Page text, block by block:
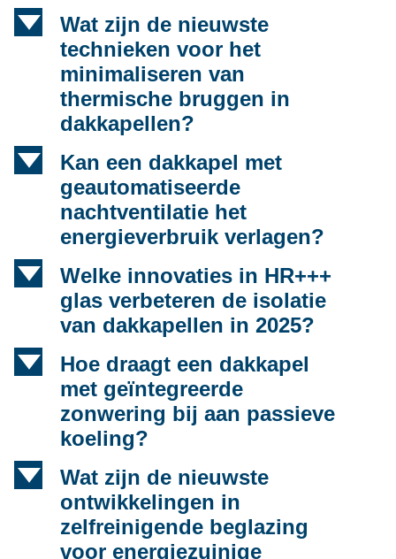
d
Wat zijn de nieuwste
technieken voor het
minimaliseren van
thermische bruggen in
dakkapellen?
d
Kan een dakkapel met
geautomatiseerde
nachtventilatie het
energieverbruik verlagen?
d
Welke innovaties in HR+++
glas verbeteren de isolatie
van dakkapellen in 2025?
d
Hoe draagt een dakkapel
met geïntegreerde
zonwering bij aan passieve
koeling?
d
Wat zijn de nieuwste
ontwikkelingen in
zelfreinigende beglazing
voor energiezuinige